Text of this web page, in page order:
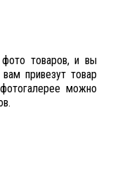
товаров, и вы
привезут товар
можно